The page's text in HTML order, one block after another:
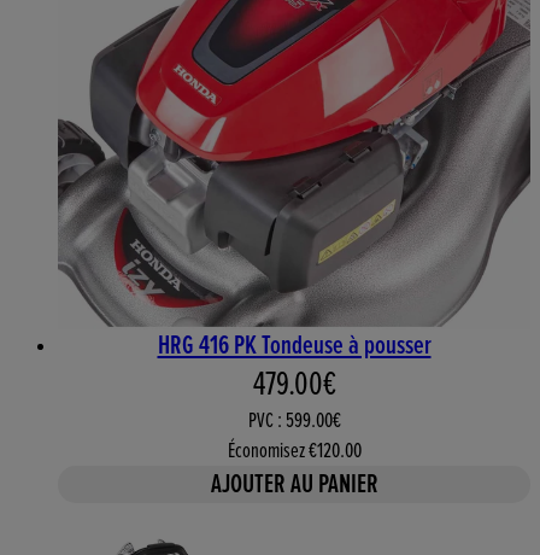
HRG 416 PK Tondeuse à pousser
Prix actuel : 479.00€. Prix
479.00€
PVC : 599.00€
Économisez €120.00
AJOUTER AU PANIER